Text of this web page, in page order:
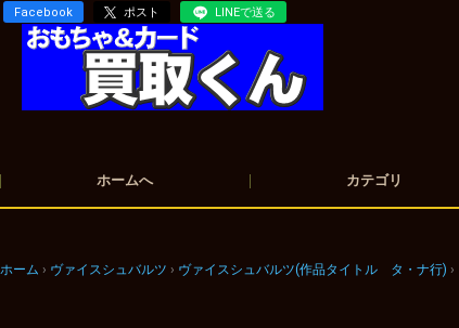
Facebook ポスト LINEで送る
ホームへ カテゴリ
ホーム ヴァイスシュバルツ ヴァイスシュバルツ(作品タイトル タ・ナ行)